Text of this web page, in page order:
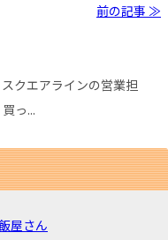
前の記事 ≫
クエアラインの営業担
っ...
屋さん